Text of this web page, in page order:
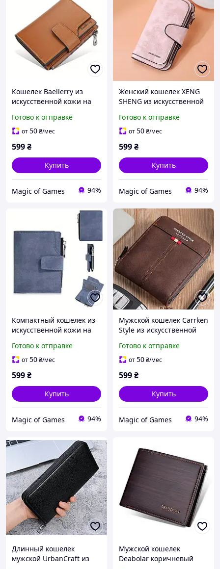
Кошелек Baellerry из
искусственной кожи на
компактный
Готово к отправке
от50₴/мес
599₴
Купить
Magic of Games 94%
Женский кошелек XENG
SHENG из искусственной
и молнии розовый
Готово к отправке
от50₴/мес
599₴
Купить
Magic of Games 94%
Компактный кошелек из
искусственной кожи на
Готово к отправке
от50₴/мес
599₴
Купить
Magic of Games 94%
Мужской кошелек Carrken
Style из искусственной
см для карт и купюр
Готово к отправке
от50₴/мес
599₴
Купить
Magic of Games 94%
Длинный кошелек
мужской UrbanCraft из
Мужской кошелек
Deabolar коричневый